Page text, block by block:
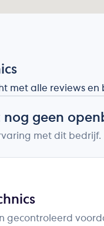
met alle reviews
nog geen
met dit bedrijf.
gecontroleerd